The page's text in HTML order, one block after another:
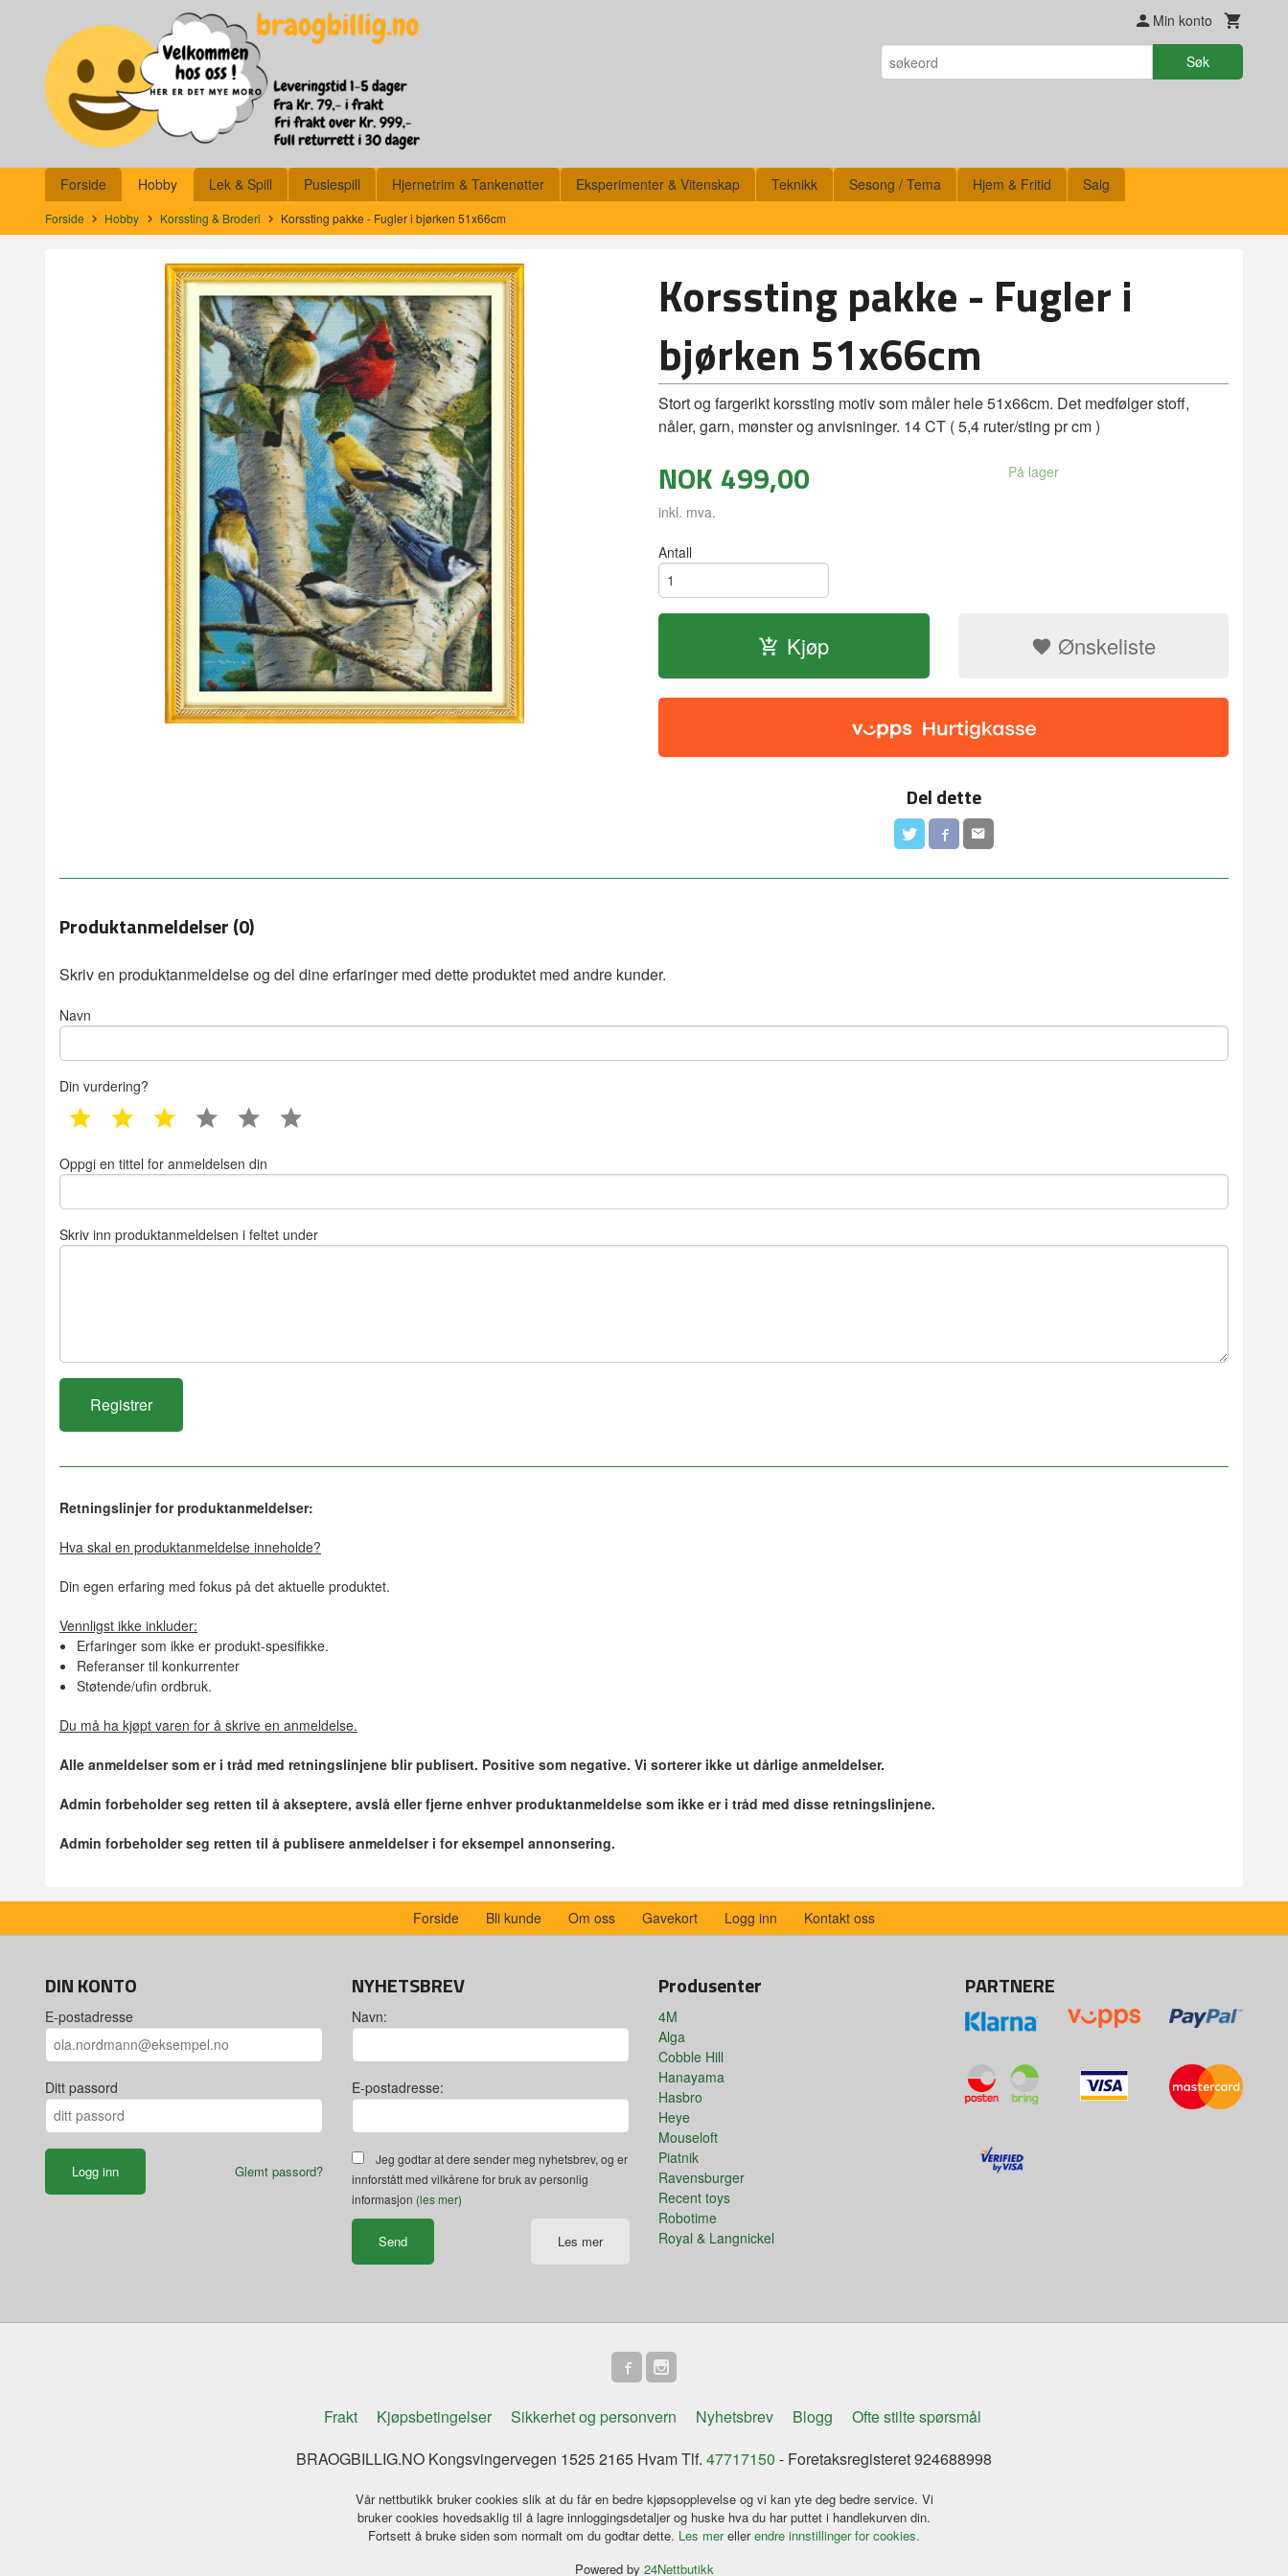
innholdet
Min konto
Søk
Produkter
Forside Hobby Lek & Spill Puslespill Hjernetrim & Tankenøtter Eksperimenter & Vitenskap Teknikk Sesong / Tema Hjem & Fritid Salg
Forside Hobby Korssting & Broderi Korssting pakke - Fugler i bjørken 51x66cm
Korssting pakke - Fugler i
bjørken 51x66cm
Stort og fargerikt korssting motiv som måler hele 51x66cm. Det medfølger stoff,
nåler, garn, mønster og anvisninger. 14 CT ( 5,4 ruter/sting pr cm )
NOK 499,00
inkl. mva.
På lager
Antall
Kjøp Ønskeliste
Del dette
Produktanmeldelser (0)
Skriv en produktanmeldelse og del dine erfaringer med dette produktet med andre kunder.
Navn
Din vurdering?
1 star 2 star 3 star 4 star 5 star
Oppgi en tittel for anmeldelsen din
Skriv inn produktanmeldelsen i feltet under
Retningslinjer for produktanmeldelser:
Hva skal en produktanmeldelse inneholde?
Din egen erfaring med fokus på det aktuelle produktet.
Vennligst ikke inkluder:
Erfaringer som ikke er produkt-spesifikke.
Referanser til konkurrenter
Støtende/ufin ordbruk.
Du må ha kjøpt varen for å skrive en anmeldelse.
Alle anmeldelser som er i tråd med retningslinjene blir publisert. Positive som negative. Vi sorterer ikke ut dårlige anmeldelser.
Admin forbeholder seg retten til å akseptere, avslå eller fjerne enhver produktanmeldelse som ikke er i tråd med disse retningslinjene.
Admin forbeholder seg retten til å publisere anmeldelser i for eksempel annonsering.
Forside Bli kunde Om oss Gavekort Logg inn Kontakt oss
DIN KONTO
E-postadresse
Ditt passord
Glemt passord?
NYHETSBREV
Navn:
E-postadresse:
Jeg godtar at dere sender meg nyhetsbrev, og er
innforstått med vilkårene for bruk av personlig
informasjon (les mer)
Les mer
Produsenter
4M
Alga
Cobble Hill
Hanayama
Hasbro
Heye
Mouseloft
Piatnik
Ravensburger
Recent toys
Robotime
Royal & Langnickel
PARTNERE
Frakt Kjøpsbetingelser Sikkerhet og personvern Nyhetsbrev Blogg
Ofte stilte spørsmål
BRAOGBILLIG.NO Kongsvingervegen 1525 2165 Hvam Tlf. 47717150 - Foretaksregisteret 924688998
Vår nettbutikk bruker cookies slik at du får en bedre kjøpsopplevelse og vi kan yte deg bedre service. Vi
bruker cookies hovedsaklig til å lagre innloggingsdetaljer og huske hva du har puttet i handlekurven din.
Fortsett å bruke siden som normalt om du godtar dette. Les merellerendre innstillinger for cookies.
Powered by 24Nettbutikk